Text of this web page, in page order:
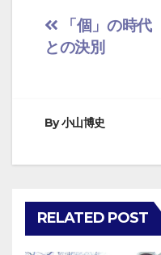
投
稿
ビ
ゲ
ー
シ
「個」の時代
との決別
By小山博史
RELATED POST